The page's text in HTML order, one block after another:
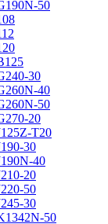
50
30
40
50
20
T20
30
40
20
50
30
50